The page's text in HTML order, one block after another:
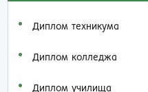
Диплом техникума
Диплом колледжа
Диплом училища